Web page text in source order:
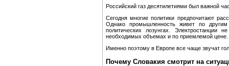
Российский газ десятилетиями был важной
Сегодня многие политики предпочитают
Однако промышленность живет по
политических лозунгах. Электростанции
необходимых объемах и по приемлемой цене.
Именно поэтому в Европе все чаще звучат
Почему Словакия смотрит на